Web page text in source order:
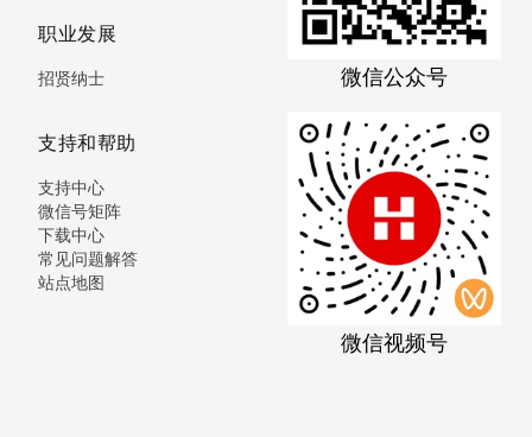
职业发展
招贤纳士
支持和帮助
支持中心
微信号矩阵
下载中心
常见问题解答
站点地图
微信公众号
微信视频号